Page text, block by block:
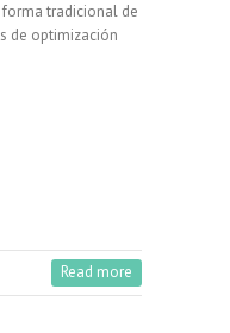
tradicional de
de optimización
Read more